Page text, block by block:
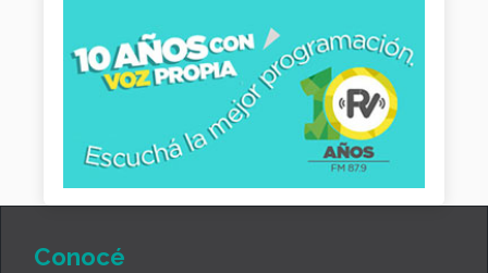
Conocé